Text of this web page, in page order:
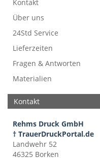
Kontakt
Über uns
24Std Service
Lieferzeiten
Fragen & Antworten
Materialien
Kontakt
Rehms Druck GmbH
† TrauerDruckPortal.de
Landwehr 52
46325 Borken